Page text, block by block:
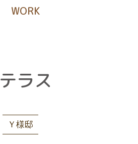
WORK
テラス
Ｙ様邸